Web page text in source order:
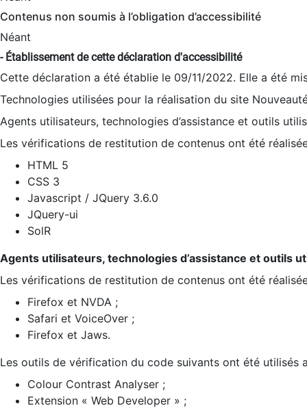
Contenus non soumis à l’obligation d’accessibilité
Néant
- Établissement de cette déclaration d'accessibilité
Cette déclaration a été établie le 09/11/2022. Elle a été
Technologies utilisées pour la réalisation du site
Agents utilisateurs, technologies d’assistance et outils
Les vérifications de restitution de contenus ont été
HTML 5
CSS 3
Javascript / JQuery 3.6.0
JQuery-ui
SolR
Agents utilisateurs, technologies d’assistance et outils
Les vérifications de restitution de contenus ont été
Firefox et NVDA ;
Safari et VoiceOver ;
Firefox et Jaws.
Les outils de vérification du code suivants ont été utilisés
Colour Contrast Analyser ;
Extension « Web Developer » ;